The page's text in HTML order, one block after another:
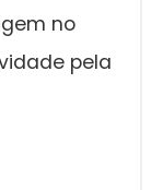
no
pela